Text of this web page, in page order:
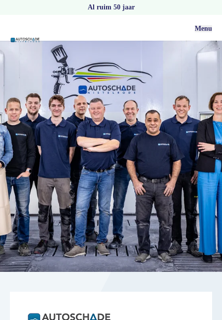
Al ruim 50 jaar
Menu